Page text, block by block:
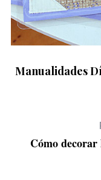
Manualidades
Cómo